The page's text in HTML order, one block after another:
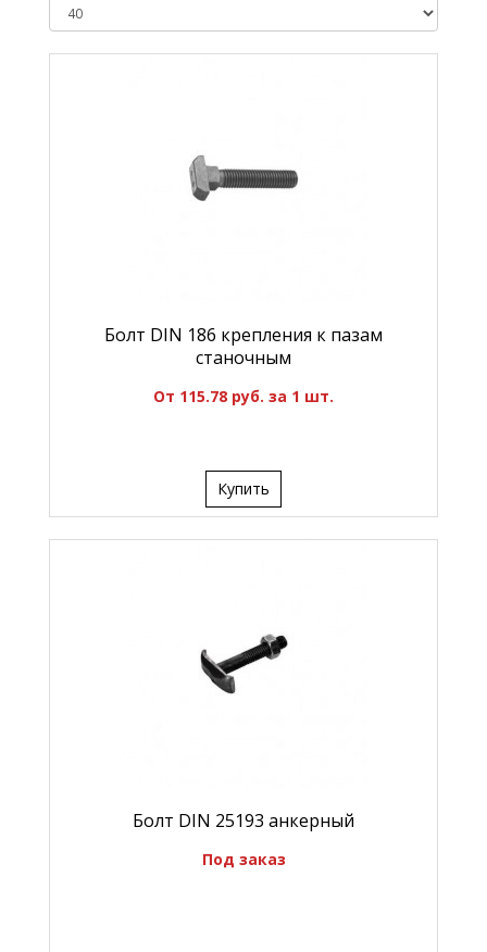
Болт DIN 186 крепления к пазам
станочным
От 115.78 руб. за 1 шт.
Купить
Болт DIN 25193 анкерный
Под заказ